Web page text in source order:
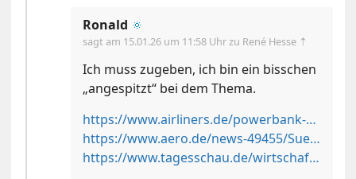
Ronald 🔅
sagt am 15.01.26 um 11:58 Uhrzu René Hesse ⇡
Ich muss zugeben, ich bin ein bisschen
„angespitzt“ bei dem Thema.
https://www.airliners.de/powerbank-verursachte-brand-bord-air-busan-airbus/79723
https://www.aero.de/news-49455/Suedkorea-verschaerft-Bordregeln-fuer-Powerbanks.html
https://www.tagesschau.de/wirtschaft/verbraucher/flugzeug-powerbank-feuer-brandgefahr-100.html